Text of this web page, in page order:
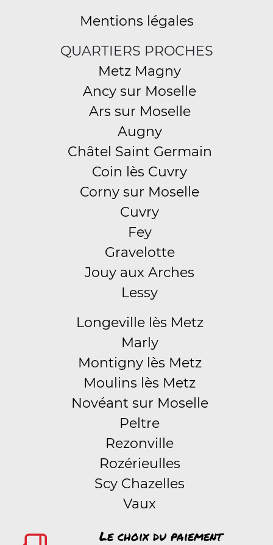
Mentions légales
QUARTIERS PROCHES
Metz Magny
Ancy sur Moselle
Ars sur Moselle
Augny
Châtel Saint Germain
Coin lès Cuvry
Corny sur Moselle
Cuvry
Fey
Gravelotte
Jouy aux Arches
Lessy
Longeville lès Metz
Marly
Montigny lès Metz
Moulins lès Metz
Novéant sur Moselle
Peltre
Rezonville
Rozérieulles
Scy Chazelles
Vaux
Le choix du paiement